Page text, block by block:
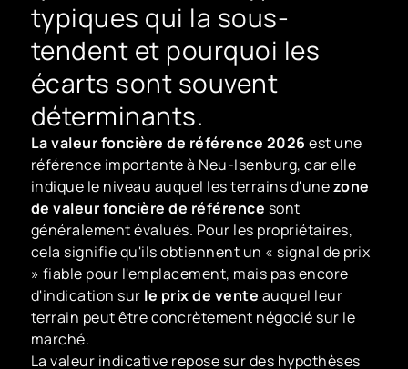
typiques qui la sous-
tendent et pourquoi les
écarts sont souvent
déterminants.
La valeur foncière de référence 2026 est une
référence importante à Neu-Isenburg, car elle
indique le niveau auquel les terrains d'unezone
de valeur foncière de référence sont
généralement évalués. Pour les propriétaires,
cela signifie qu'ils obtiennent un « signal de prix
» fiable pour l'emplacement, mais pas encore
d'indication sur le prix de vente auquel leur
terrain peut être concrètement négocié sur le
marché.
La valeur indicative repose sur des hypothèses